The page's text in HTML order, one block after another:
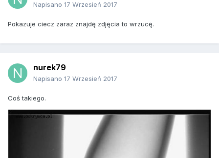
Napisano 17 Wrzesień 2017
Pokazuje ciecz zaraz znajdę zdjęcia to wrzucę.
nurek79
Napisano 17 Wrzesień 2017
Coś takiego.